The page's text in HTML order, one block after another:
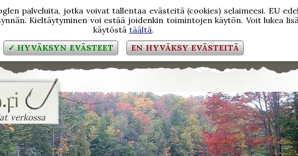
palveluita, jotka voivat tallentaa evästeitä (cookies) selaimeesi. EU
Kieltäytyminen voi estää joidenkin toimintojen käytön. Voit lukea
käytöstätäältä.
✓ HYVÄKSYN EVÄSTEET
EN HYVÄKSY EVÄSTEITÄ
verkossa